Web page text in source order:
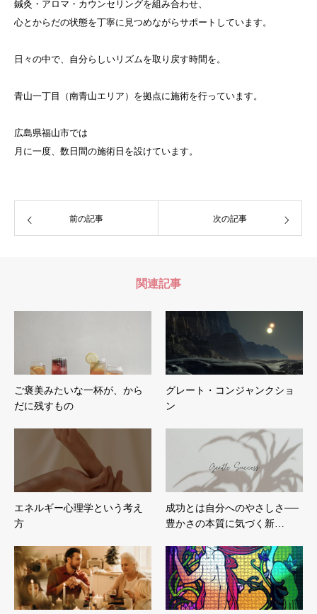
鍼灸・アロマ・カウンセリングを組み合わせ、
心とからだの状態を丁寧に見つめながらサポートしています。
日々の中で、自分らしいリズムを取り戻す時間を。
青山一丁目（南青山エリア）を拠点に施術を行っています。
広島県福山市では
月に一度、数日間の施術日を設けています。
前の記事 次の記事
関連記事
ご褒美みたいな一杯が、から
だに残すもの
グレート・コンジャンクショ
ン
エネルギー心理学という考え
方
成功とは自分へのやさしさ──
豊かさの本質に気づく新…